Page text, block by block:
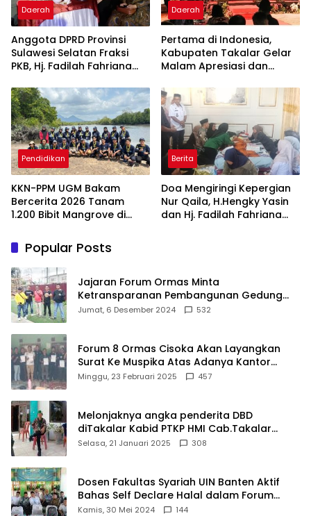
Daerah
Anggota DPRD Provinsi
Sulawesi Selatan Fraksi
PKB, Hj. Fadilah Fahriana
Takalar Menyalakan
Lentera Pengabdian
Melalui Malam Apresiasi
dan Inovasi Award 2026
Daerah
Pertama di Indonesia,
Kabupaten Takalar Gelar
Malam Apresiasi dan
Panggung Penghargaan
bagi Pelayan Publik
Berprestasi
Pendidikan
KKN-PPM UGM Bakam
Bercerita 2026 Tanam
1.200 Bibit Mangrove di
Berita
Doa Mengiringi Kepergian
Nur Qaila, H.Hengky Yasin
dan Hj. Fadilah Fahriana
Popular Posts
Jajaran Forum Ormas Minta
Ketransparanan Pembangunan Gedung
Damkar Di Kecamatan Cisoka
Jumat, 6 Desember 2024 532
Forum 8 Ormas Cisoka Akan Layangkan
Surat Ke Muspika Atas Adanya Kantor
Matel di Cisoka
Minggu, 23 Februari 2025 457
Melonjaknya angka penderita DBD
diTakalar Kabid PTKP HMI Cab.Takalar
angkat bicara
Selasa, 21 Januari 2025 308
Dosen Fakultas Syariah UIN Banten Aktif
Bahas Self Declare Halal dalam Forum
Ijtima Ulama MUI
Kamis, 30 Mei 2024 144